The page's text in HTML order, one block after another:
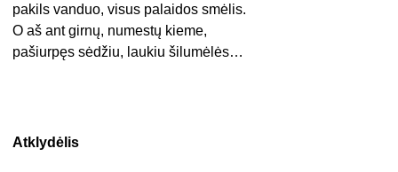
pakils vanduo, visus palaidos smėlis.
O aš ant girnų, numestų kieme,
pašiurpęs sėdžiu, laukiu šilumėlės…
Atklydėlis